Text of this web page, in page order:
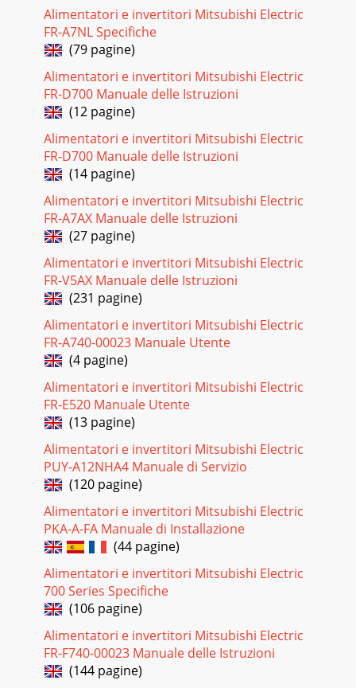
Alimentatori e invertitori Mitsubishi Electric
FR-A7NL Specifiche
(79 pagine)
Alimentatori e invertitori Mitsubishi Electric
FR-D700 Manuale delle Istruzioni
(12 pagine)
Alimentatori e invertitori Mitsubishi Electric
FR-D700 Manuale delle Istruzioni
(14 pagine)
Alimentatori e invertitori Mitsubishi Electric
FR-A7AX Manuale delle Istruzioni
(27 pagine)
Alimentatori e invertitori Mitsubishi Electric
FR-V5AX Manuale delle Istruzioni
(231 pagine)
Alimentatori e invertitori Mitsubishi Electric
FR-A740-00023 Manuale Utente
(4 pagine)
Alimentatori e invertitori Mitsubishi Electric
FR-E520 Manuale Utente
(13 pagine)
Alimentatori e invertitori Mitsubishi Electric
PUY-A12NHA4 Manuale di Servizio
(120 pagine)
Alimentatori e invertitori Mitsubishi Electric
PKA-A-FA Manuale di Installazione
(44 pagine)
Alimentatori e invertitori Mitsubishi Electric
700 Series Specifiche
(106 pagine)
Alimentatori e invertitori Mitsubishi Electric
FR-F740-00023 Manuale delle Istruzioni
(144 pagine)